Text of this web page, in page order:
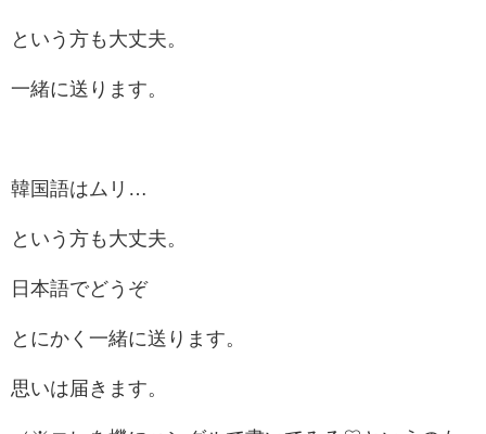
という方も大丈夫。
一緒に送ります。
韓国語はムリ…
という方も大丈夫。
日本語でどうぞ
とにかく一緒に送ります。
思いは届きます。